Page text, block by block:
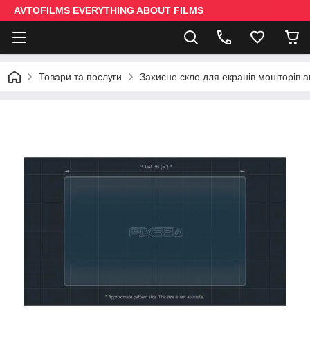
AVTOFILMS EVERYTHING ABOUT FILMS
Товари та послуги Захисне скло для екранів моніторів